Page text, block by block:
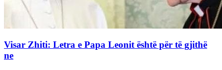
Visar Zhiti: Letra e Papa Leonit është për të gjithë
ne